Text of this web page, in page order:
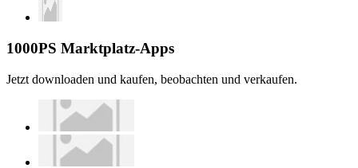
1000PS Marktplatz-Apps
Jetzt downloaden und kaufen, beobachten und verkaufen.